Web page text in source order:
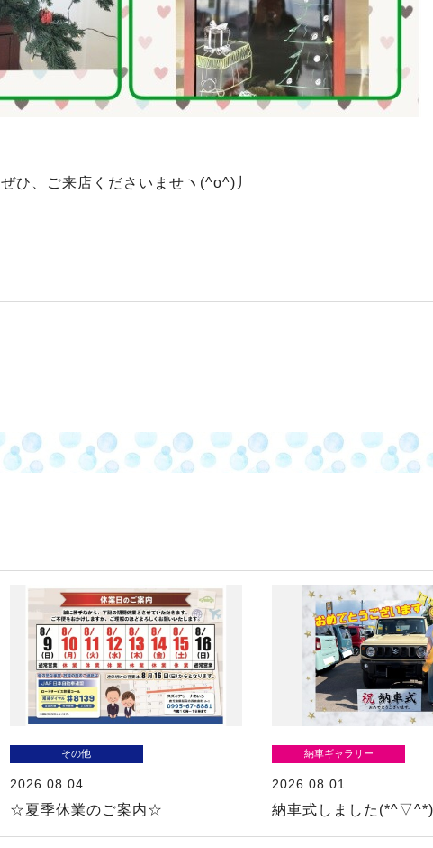
ぜひ、ご来店くださいませヽ(^o^)丿
その他
2026.08.04
☆夏季休業のご案内☆
納車ギャラリー
2026.08.01
納車式しました(*^▽^*)